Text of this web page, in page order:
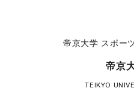
帝京大学 スポー
帝京
TEIKYO